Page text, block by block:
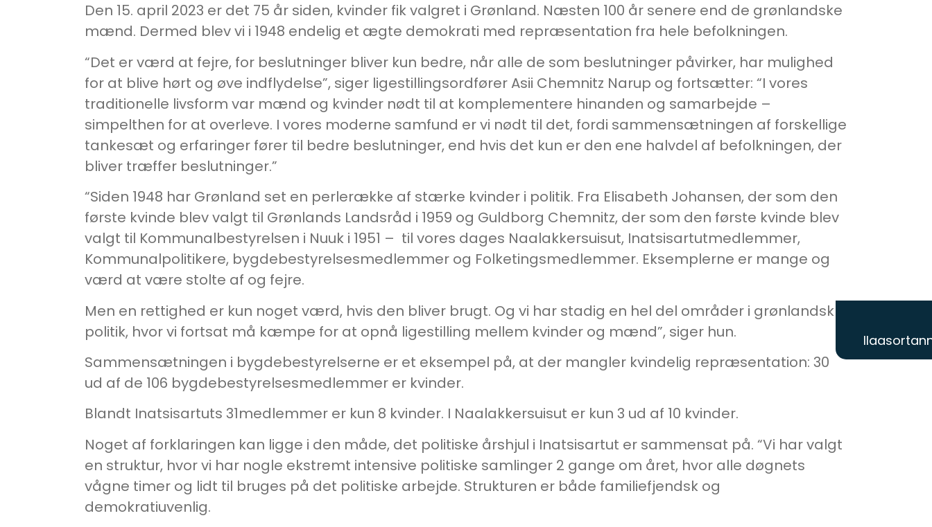
Den 15. april 2023 er det 75 år siden, kvinder fik valgret i Grønland. Næsten 100 år senere end de grønlandske
mænd. Dermed blev vi i 1948 endelig et ægte demokrati med repræsentation fra hele befolkningen.
“Det er værd at fejre, for beslutninger bliver kun bedre, når alle de som beslutninger påvirker, har mulighed
for at blive hørt og øve indflydelse”, siger ligestillingsordfører Asii Chemnitz Narup og fortsætter: “I vores
traditionelle livsform var mænd og kvinder nødt til at komplementere hinanden og samarbejde –
simpelthen for at overleve. I vores moderne samfund er vi nødt til det, fordi sammensætningen af forskellige
tankesæt og erfaringer fører til bedre beslutninger, end hvis det kun er den ene halvdel af befolkningen, der
bliver træffer beslutninger.”
“Siden 1948 har Grønland set en perlerække af stærke kvinder i politik. Fra Elisabeth Johansen, der som den
første kvinde blev valgt til Grønlands Landsråd i 1959 og Guldborg Chemnitz, der som den første kvinde blev
valgt til Kommunalbestyrelsen i Nuuk i 1951 – til vores dages Naalakkersuisut, Inatsisartutmedlemmer,
Kommunalpolitikere, bygdebestyrelsesmedlemmer og Folketingsmedlemmer. Eksemplerne er mange og
værd at være stolte af og fejre.
Men en rettighed er kun noget værd, hvis den bliver brugt. Og vi har stadig en hel del områder i grønlandsk
politik, hvor vi fortsat må kæmpe for at opnå ligestilling mellem kvinder og mænd”, siger hun.
Sammensætningen i bygdebestyrelserne er et eksempel på, at der mangler kvindelig repræsentation: 30
ud af de 106 bygdebestyrelsesmedlemmer er kvinder.
Blandt Inatsisartuts 31medlemmer er kun 8 kvinder. I Naalakkersuisut er kun 3 ud af 10 kvinder.
Noget af forklaringen kan ligge i den måde, det politiske årshjul i Inatsisartut er sammensat på. “Vi har valgt
en struktur, hvor vi har nogle ekstremt intensive politiske samlinger 2 gange om året, hvor alle døgnets
vågne timer og lidt til bruges på det politiske arbejde. Strukturen er både familiefjendsk og
demokratiuvenlig.